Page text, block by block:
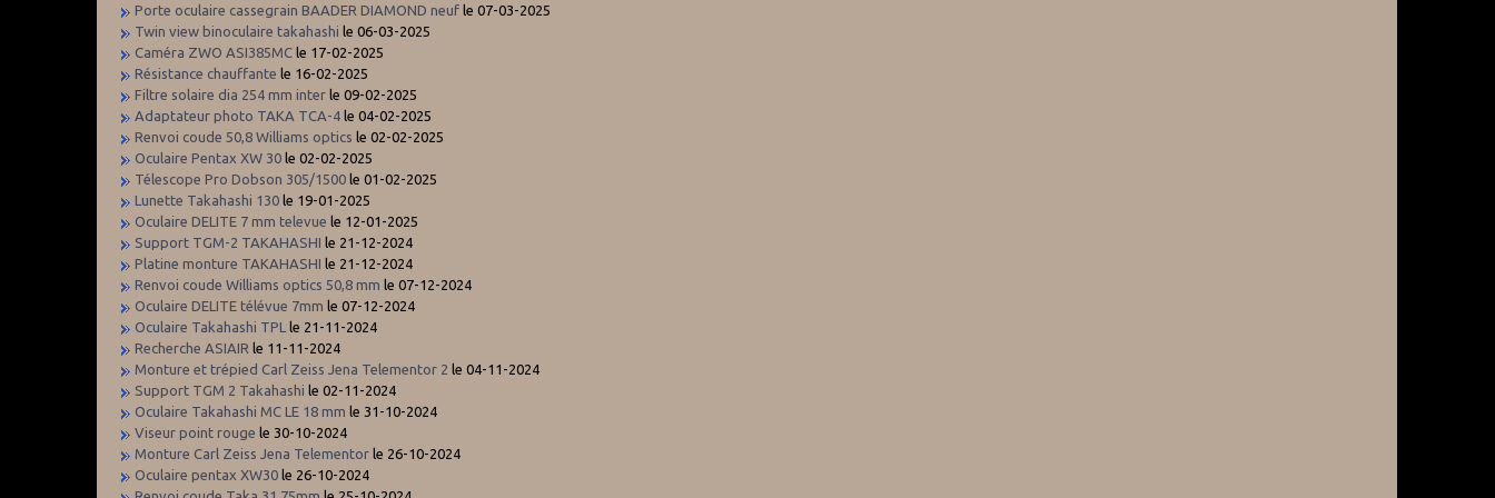
Porte oculaire cassegrain BAADER DIAMOND neuf le 07-03-2025
Twin view binoculaire takahashi le 06-03-2025
Caméra ZWO ASI385MC le 17-02-2025
Résistance chauffante le 16-02-2025
Filtre solaire dia 254 mm inter le 09-02-2025
Adaptateur photo TAKA TCA-4 le 04-02-2025
Renvoi coude 50,8 Williams optics le 02-02-2025
Oculaire Pentax XW 30 le 02-02-2025
Télescope Pro Dobson 305/1500 le 01-02-2025
Lunette Takahashi 130 le 19-01-2025
Oculaire DELITE 7 mm televue le 12-01-2025
Support TGM-2 TAKAHASHI le 21-12-2024
Platine monture TAKAHASHI le 21-12-2024
Renvoi coude Williams optics 50,8 mm le 07-12-2024
Oculaire DELITE télévue 7mm le 07-12-2024
Oculaire Takahashi TPL
le 21-11-2024
Recherche ASIAIR le 11-11-2024
Monture et trépied Carl Zeiss Jena Telementor 2 le 04-11-2024
Support TGM 2 Takahashi le 02-11-2024
Oculaire Takahashi MC LE 18 mm le 31-10-2024
Viseur point rouge le 30-10-2024
Monture Carl Zeiss Jena Telementor le 26-10-2024
Oculaire pentax XW30 le 26-10-2024